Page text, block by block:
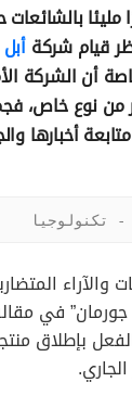
بالشائعات
قيام شركةأبل
أن الشركة
نوع خاص،
أخبارها
- تكنولوجيا
في
بإطلاق